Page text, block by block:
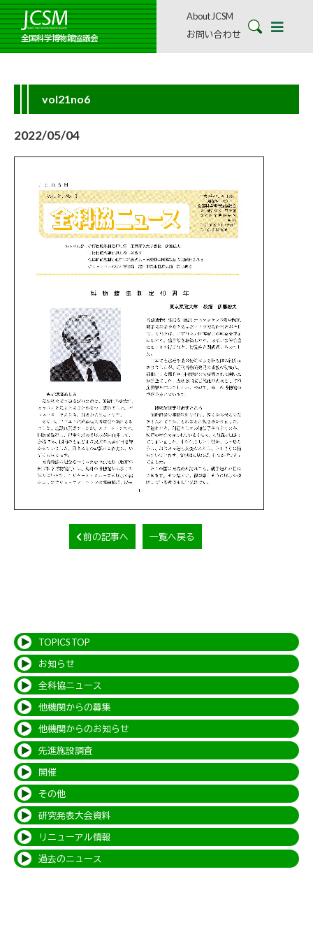
全国科学博物館協議会
About JCSM
お問い合わせ
vol21no6
2022/05/04
前の記事へ 一覧へ戻る
TOPICS TOP
お知らせ
全科協ニュース
他機関からの募集
他機関からのお知らせ
先進施設調査
開催
その他
研究発表大会資料
リニューアル情報
過去のニュース